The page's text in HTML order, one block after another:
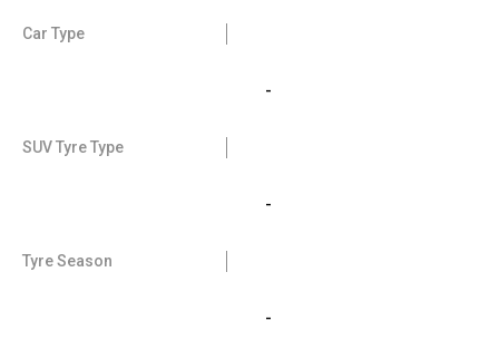
Car Type
-
SUV Tyre Type
-
Tyre Season
-